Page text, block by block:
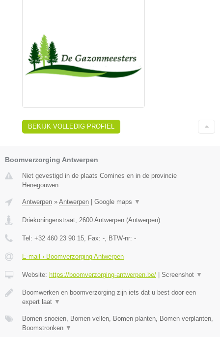
BEKIJK VOLLEDIG PROFIEL
Boomverzorging Antwerpen
Niet gevestigd in de plaats Comines en in de provincie
Henegouwen.
Antwerpen » Antwerpen Google maps ▼
Driekoningenstraat 2600 Antwerpen (Antwerpen)
Tel: +32 460 23 90 15 , Fax: - , BTW-nr: -
E-mail › Boomverzorging Antwerpen
Website: https://boomverzorging-antwerpen.be/ Screenshot ▼
Boomwerken en boomverzorging zijn iets dat u best door een
expert laat ▼
Bomen snoeien, Bomen vellen, Bomen planten, Bomen verplanten,
Boomstronken ▼